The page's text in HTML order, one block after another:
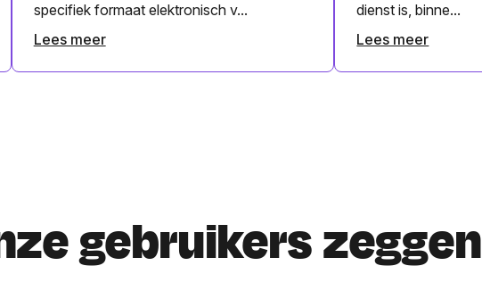
specifiek formaat elektronisch v...
Lees meer
dienst is, binne...
Lees meer
gebruikers zeggen